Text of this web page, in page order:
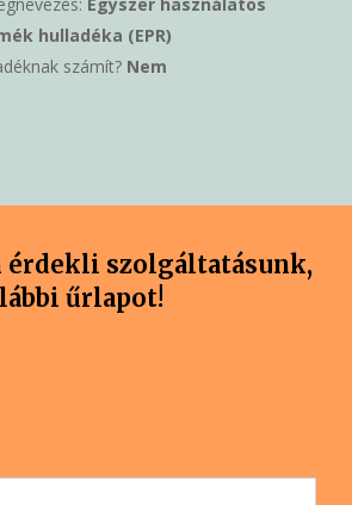
hulladéka (EPR)
számít? Nem
érdekli szolgáltatásunk,
űrlapot!